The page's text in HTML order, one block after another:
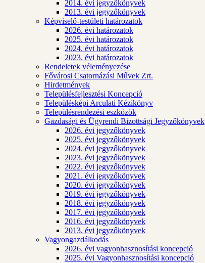
2014. évi jegyzőkönyvek
2013. évi jegyzőkönyvek
Képviselő-testületi határozatok
2026. évi határozatok
2025. évi határozatok
2024. évi határozatok
2023. évi határozatok
Rendeletek véleményezése
Fővárosi Csatornázási Művek Zrt.
Hirdetmények
Településfejlesztési Koncepció
Településképi Arculati Kézikönyv
Településrendezési eszközök
Gazdasági és Ügyrendi Bizottsági Jegyzőkönyvek
2026. évi jegyzőkönyvek
2025. évi jegyzőkönyvek
2024. évi jegyzőkönyvek
2023. évi jegyzőkönyvek
2022. évi jegyzőkönyvek
2021. évi jegyzőkönyvek
2020. évi jegyzőkönyvek
2019. évi jegyzőkönyvek
2018. évi jegyzőkönyvek
2017. évi jegyzőkönyvek
2016. évi jegyzőkönyvek
2013. évi jegyzőkönyvek
Vagyongazdálkodás
2026. évi vagyonhasznosítási koncepció
2025. évi Vagyonhasznosítási koncepció